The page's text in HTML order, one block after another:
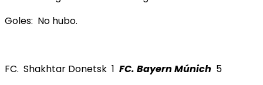
Goles: No hubo.
FC. Shakhtar Donetsk 1 FC. Bayern Múnich 5